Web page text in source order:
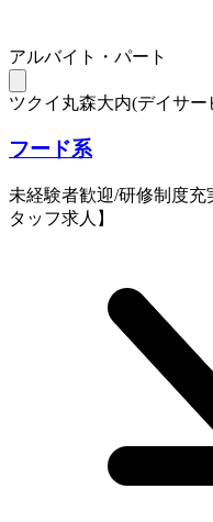
アルバイト・パート
ツクイ丸森大内(デイサー
フード系
未経験者歓迎/研修制度
タッフ求人】